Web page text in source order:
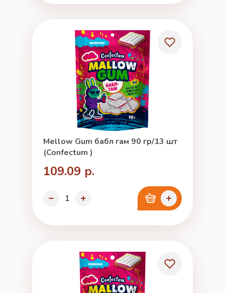
Mellow Gum бабл гам 90 гр/13 шт
(Confectum )
109.09 р.